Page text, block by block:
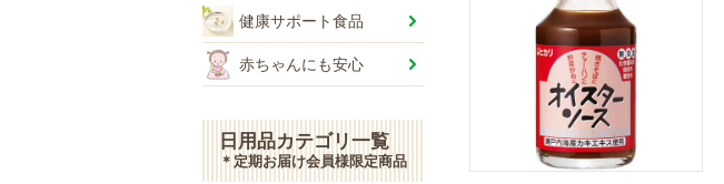
健康サポート食品
赤ちゃんにも安心
日用品カテゴリ一覧
＊定期お届け会員様限定商品